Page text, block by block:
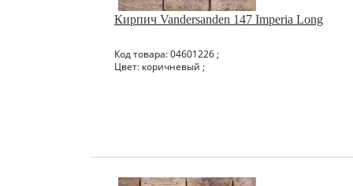
Кирпич Vandersanden 147 Imperia Long
Код товара: 04601226 ;
Цвет: коричневый ;